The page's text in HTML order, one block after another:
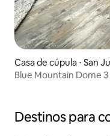
Casa de cúpula ⋅ San
Blue Mountain Dome
Destinos para